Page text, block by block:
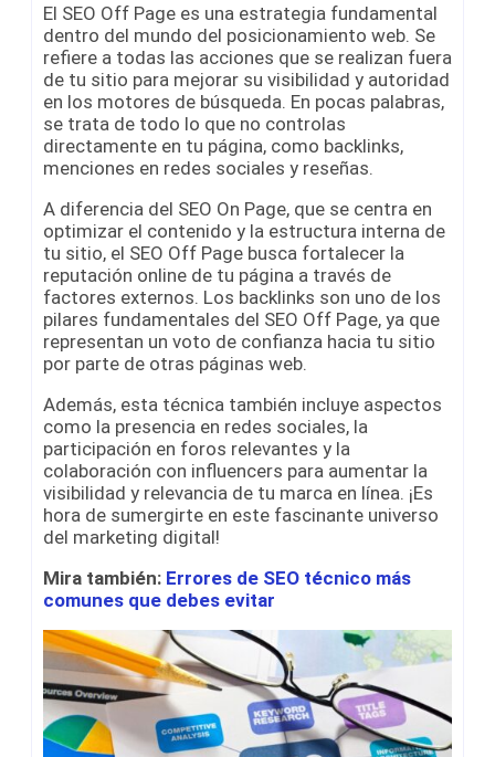
El SEO Off Page es una estrategia fundamental
dentro del mundo del posicionamiento web. Se
refiere a todas las acciones que se realizan fuera
de tu sitio para mejorar su visibilidad y autoridad
en los motores de búsqueda. En pocas palabras,
se trata de todo lo que no controlas
directamente en tu página, como backlinks,
menciones en redes sociales y reseñas.
A diferencia del SEO On Page, que se centra en
optimizar el contenido y la estructura interna de
tu sitio, el SEO Off Page busca fortalecer la
reputación online de tu página a través de
factores externos. Los backlinks son uno de los
pilares fundamentales del SEO Off Page, ya que
representan un voto de confianza hacia tu sitio
por parte de otras páginas web.
Además, esta técnica también incluye aspectos
como la presencia en redes sociales, la
participación en foros relevantes y la
colaboración con influencers para aumentar la
visibilidad y relevancia de tu marca en línea. ¡Es
hora de sumergirte en este fascinante universo
del marketing digital!
Mira también: Errores de SEO técnico más
comunes que debes evitar